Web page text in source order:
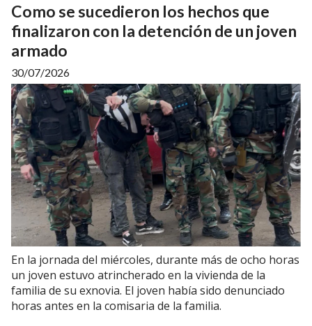
Como se sucedieron los hechos que
finalizaron con la detención de un joven
armado
30/07/2026
En la jornada del miércoles, durante más de ocho horas
un joven estuvo atrincherado en la vivienda de la
familia de su exnovia. El joven había sido denunciado
horas antes en la comisaria de la familia.